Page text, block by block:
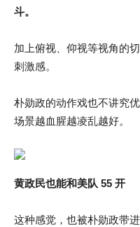
斗。
加上俯视、仰视等视角的
刺激感。
朴勋政的动作戏也不讲究
场景越血腥越凌乱越好。
黄政民也能和美队 55 开
这种感觉，也被朴勋政带进